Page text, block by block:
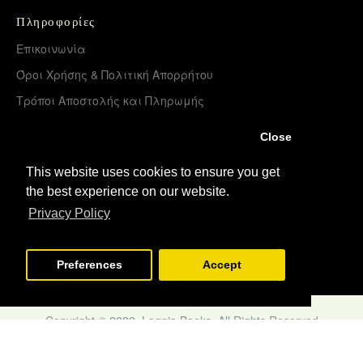
This website uses cookies to ensure you get
the best experience on our website.
Privacy Policy
Close
Preferences Accept
Πληροφορίες
Επικοινωνία
Όροι Χρήσης & Πολιτική Απορρήτου
Τρόποι Αποστολής και Πληρωμής
Λογαριασμός
Εγγραφή
Copyright © 2022, Loggia Books, All Rights Reserved